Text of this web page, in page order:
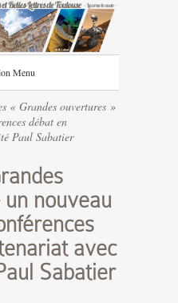
Menu
« Grandes ouvertures »
débat en
Paul Sabatier
nouveau
avec
Sabatier